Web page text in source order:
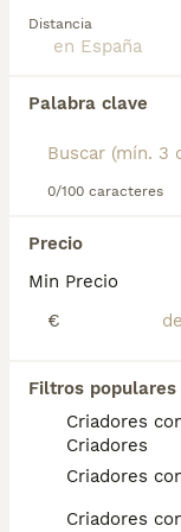
Distancia
Palabra clave
0/100 caracteres
Precio
Min Precio
€
Filtros populares
Criadores
Criadores
Criadores
Criadores
Norfolk Terrier
de perro.
búsqueda
de
Terrier en
700€,